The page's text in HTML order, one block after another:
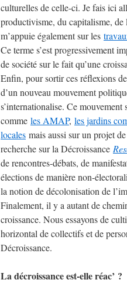
culturelles de celle-ci. Je fais ici
productivisme, du capitalisme,
m’appuie également sur les
Ce terme s’est progressivement
de société sur le fait qu’une
Enfin, pour sortir ces réflexions
d’un nouveau mouvement
s’internationalise. Ce
comme les AMAP, les jardins
locales mais aussi sur un projet
recherche sur la Décroissance
de rencontres-débats, de
élections de manière non-
la notion de décolonisation de
Finalement, il y a autant de
croissance. Nous essayons de
horizontal de collectifs et de
Décroissance.
La décroissance est-elle réac’ ?